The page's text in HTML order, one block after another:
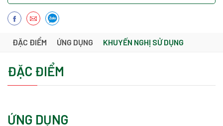
ĐẶC ĐIỂM ỨNG DỤNG KHUYẾN NGHỊ SỬ DỤNG
ĐẶC ĐIỂM
ỨNG DỤNG